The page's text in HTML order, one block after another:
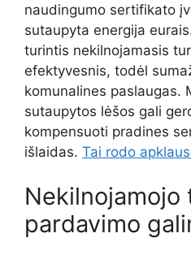
naudingumo sertifikato
sutaupyta energija
turintis nekilnojamasis
efektyvesnis, todėl
komunalines paslaugas.
sutaupytos lėšos gali
kompensuoti pradines
išlaidas. Tai rodo
pardavimo